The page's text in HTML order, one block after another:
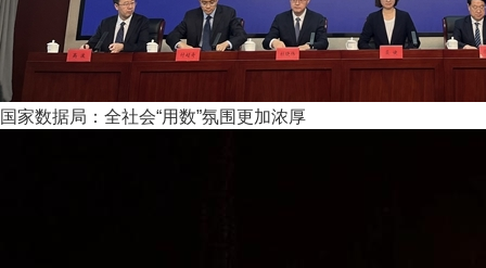
国家数据局：全社会“用数”氛围更加浓厚